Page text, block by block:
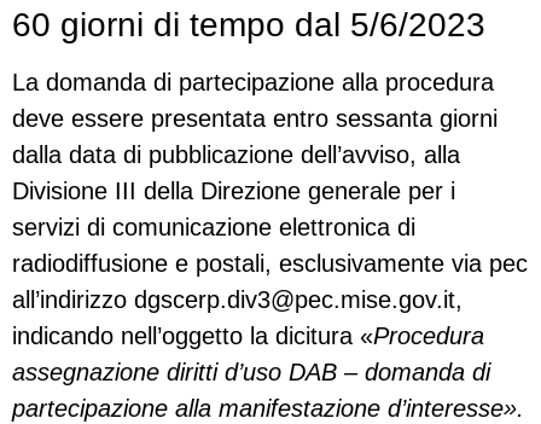
60 giorni di tempo dal 5/6/2023
La domanda di partecipazione alla procedura
deve essere presentata entro sessanta giorni
dalla data di pubblicazione dell’avviso, alla
Divisione III della Direzione generale per i
servizi di comunicazione elettronica di
radiodiffusione e postali, esclusivamente via pec
all’indirizzo dgscerp.div3@pec.mise.gov.it,
indicando nell’oggetto la dicitura «Procedura
assegnazione diritti d’uso DAB – domanda di
partecipazione alla manifestazione d’interesse».